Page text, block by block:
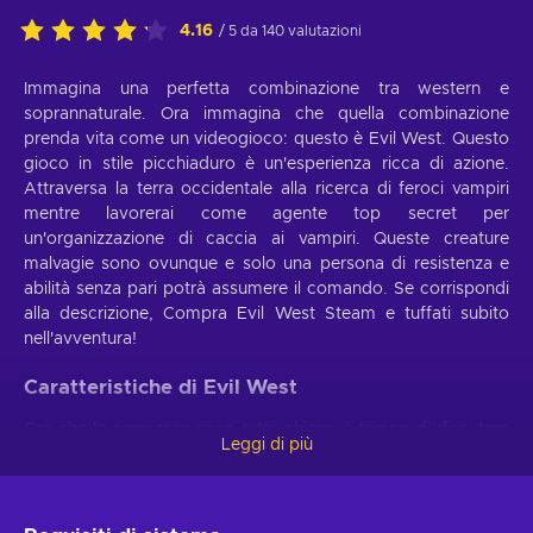
4.16 / 5 da 140 valutazioni
Immagina una perfetta combinazione tra western e
soprannaturale. Ora immagina che quella combinazione
prenda vita come un videogioco: questo è Evil West. Questo
gioco in stile picchiaduro è un'esperienza ricca di azione.
Attraversa la terra occidentale alla ricerca di feroci vampiri
mentre lavorerai come agente top secret per
un'organizzazione di caccia ai vampiri. Queste creature
malvagie sono ovunque e solo una persona di resistenza e
abilità senza pari potrà assumere il comando. Se corrispondi
alla descrizione, Compra Evil West Steam e tuffati subito
nell'avventura!
Caratteristiche di Evil West
quali meccaniche ci si può aspettare in Evil West. Ecco le
principali caratteristiche di gioco:
Viaggio in solitaria.
Leggi di più